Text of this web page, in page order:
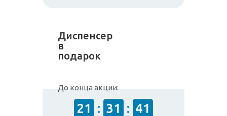
Диспенсер
в
подарок
До конца акции:
21 : 31 : 41